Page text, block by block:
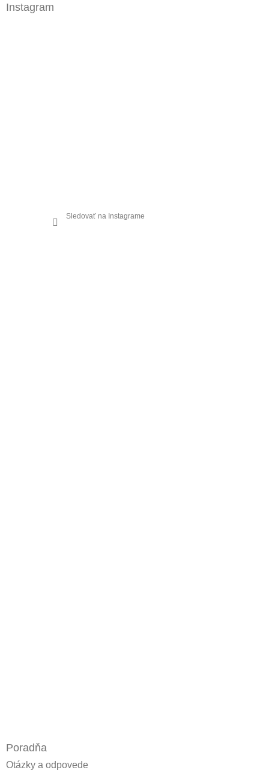
Instagram
Sledovať na Instagrame
Poradňa
Otázky a odpovede